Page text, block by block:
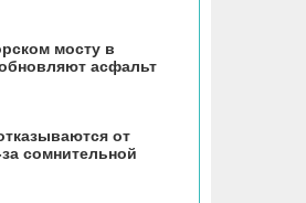
школе №7
«умные» тренажёры с
на месяц перекрыли
Ефремова
мосту в
асфальт
от
сомнительной